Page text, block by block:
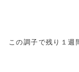
この調子で残り１週